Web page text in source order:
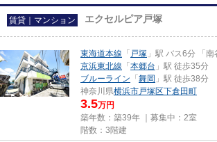
賃貸｜マンション エクセルピア戸塚
東海道本線 「 戸塚 」駅 バス6分 「
京浜東北線 「 本郷台 」駅 徒歩35分
ブルーライン 「 舞岡 」駅 徒歩38分
神奈川県横浜市戸塚区下倉田町
3.5万円
築年数：築39年 ｜募集中： 2室
階数：3階建